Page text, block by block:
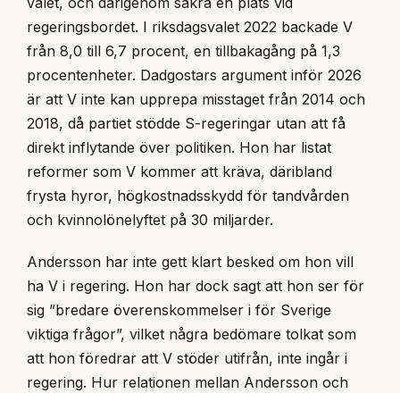
regeringsbordet. I riksdagsvalet 2022 backade V
från 8,0 till 6,7 procent, en tillbakagång på 1,3
procentenheter. Dadgostars argument inför 2026
är att V inte kan upprepa misstaget från 2014 och
2018, då partiet stödde S-regeringar utan att få
direkt inflytande över politiken. Hon har listat
reformer som V kommer att kräva, däribland
frysta hyror, högkostnadsskydd för tandvården
och kvinnolönelyftet på 30 miljarder.
Andersson har inte gett klart besked om hon vill
ha V i regering. Hon har dock sagt att hon ser för
sig ”bredare överenskommelser i för Sverige
viktiga frågor”, vilket några bedömare tolkat som
att hon föredrar att V stöder utifrån, inte ingår i
regering. Hur relationen mellan Andersson och